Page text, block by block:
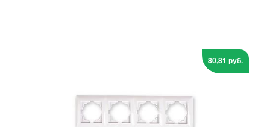
80,81 руб.